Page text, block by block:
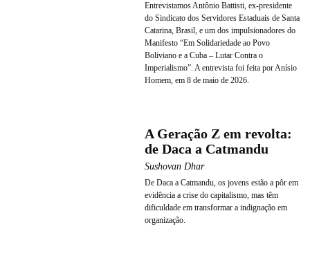
Entrevistamos Antônio Battisti, ex-presidente
do Sindicato dos Servidores Estaduais de Santa
Catarina, Brasil, e um dos impulsionadores do
Manifesto “Em Solidariedade ao Povo
Boliviano e a Cuba – Lutar Contra o
Imperialismo”. A entrevista foi feita por Anísio
Homem, em 8 de maio de 2026.
A Geração Z em revolta:
de Daca a Catmandu
Sushovan Dhar
De Daca a Catmandu, os jovens estão a pôr em
evidência a crise do capitalismo, mas têm
dificuldade em transformar a indignação em
organização.